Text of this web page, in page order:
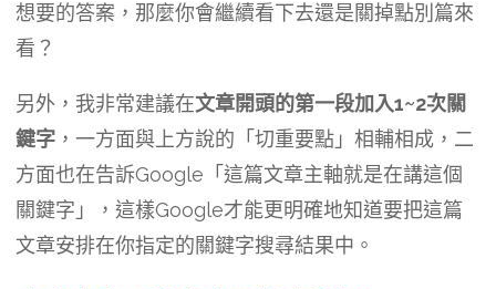
想要的答案，那麼你會繼續看下去還是關掉點別篇來
看？
另外，我非常建議在文章開頭的第一段加入1~2次關
鍵字，一方面與上方說的「切重要點」相輔相成，二
方面也在告訴Google「這篇文章主軸就是在講這個
關鍵字」，這樣Google才能更明確地知道要把這篇
文章安排在你指定的關鍵字搜尋結果中。